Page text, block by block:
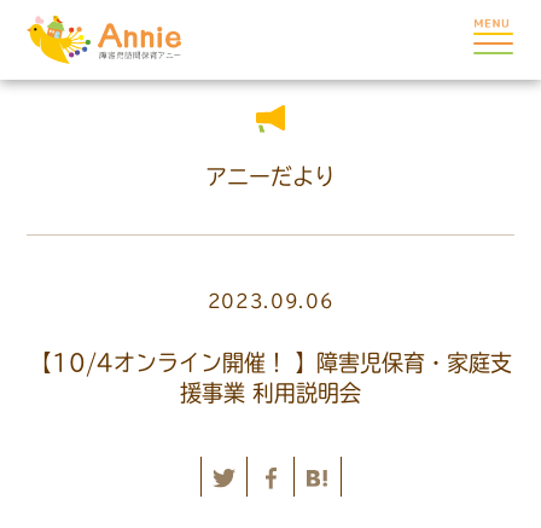
アニーだより
2023.09.06
【10/4オンライン開催！ 】障害児保育・家庭支
援事業 利用説明会